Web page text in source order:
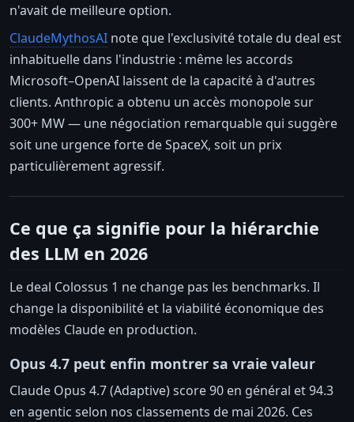
n'avait de meilleure option.
ClaudeMythosAI note que l'exclusivité totale du deal est
inhabituelle dans l'industrie : même les accords
Microsoft–OpenAI laissent de la capacité à d'autres
clients. Anthropic a obtenu un accès monopole sur
300+ MW — une négociation remarquable qui suggère
soit une urgence forte de SpaceX, soit un prix
particulièrement agressif.
Ce que ça signifie pour la hiérarchie
des LLM en 2026
Le deal Colossus 1 ne change pas les benchmarks. Il
change la disponibilité et la viabilité économique des
modèles Claude en production.
Opus 4.7 peut enfin montrer sa vraie valeur
Claude Opus 4.7 (Adaptive) score 90 en général et 94.3
en agentic selon nos classements de mai 2026. Ces